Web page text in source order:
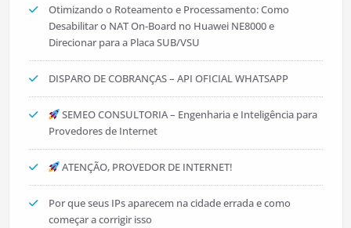
Otimizando o Roteamento e Processamento: Como
Desabilitar o NAT On-Board no Huawei NE8000 e
Direcionar para a Placa SUB/VSU
DISPARO DE COBRANÇAS – API OFICIAL WHATSAPP
SEMEO CONSULTORIA – Engenharia e Inteligência para
Provedores de Internet
ATENÇÃO, PROVEDOR DE INTERNET!
Por que seus IPs aparecem na cidade errada e como
começar a corrigir isso